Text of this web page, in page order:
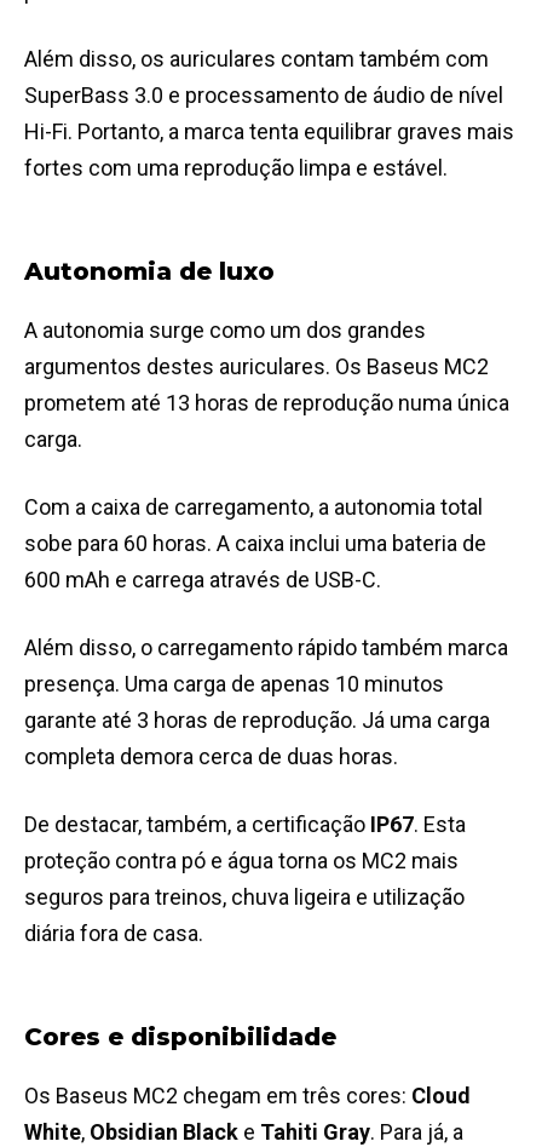
Além disso, os auriculares contam também com
SuperBass 3.0 e processamento de áudio de nível
Hi-Fi. Portanto, a marca tenta equilibrar graves mais
fortes com uma reprodução limpa e estável.
Autonomia de luxo
A autonomia surge como um dos grandes
argumentos destes auriculares. Os Baseus MC2
prometem até 13 horas de reprodução numa única
carga.
Com a caixa de carregamento, a autonomia total
sobe para 60 horas. A caixa inclui uma bateria de
600 mAh e carrega através de USB-C.
Além disso, o carregamento rápido também marca
presença. Uma carga de apenas 10 minutos
garante até 3 horas de reprodução. Já uma carga
completa demora cerca de duas horas.
De destacar, também, a certificação IP67. Esta
proteção contra pó e água torna os MC2 mais
seguros para treinos, chuva ligeira e utilização
diária fora de casa.
Cores e disponibilidade
Os Baseus MC2 chegam em três cores: Cloud
White, Obsidian Black e Tahiti Gray. Para já, a